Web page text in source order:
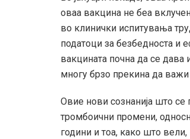
оваа вакцина не беа
во клинички испитувања
податоци за безбедноста и
вакцината почна да се
многу брзо прекина да важи
Овие нови сознанија што се
тромбоични промени,
години и тоа, како што